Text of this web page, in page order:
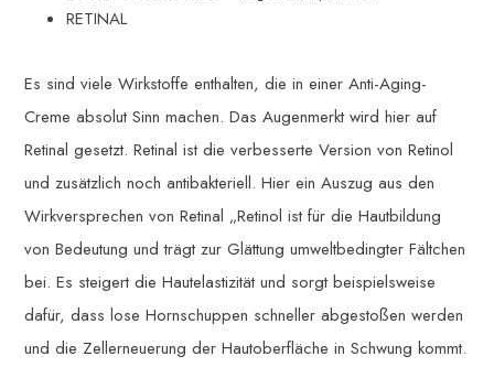
RETINAL
Es sind viele Wirkstoffe enthalten, die in einer Anti-Aging-
Creme absolut Sinn machen. Das Augenmerkt wird hier auf
Retinal gesetzt. Retinal ist die verbesserte Version von Retinol
und zusätzlich noch antibakteriell. Hier ein Auszug aus den
Wirkversprechen von Retinal „Retinol ist für die Hautbildung
von Bedeutung und trägt zur Glättung umweltbedingter Fältchen
bei. Es steigert die Hautelastizität und sorgt beispielsweise
dafür, dass lose Hornschuppen schneller abgestoßen werden
und die Zellerneuerung der Hautoberfläche in Schwung kommt.